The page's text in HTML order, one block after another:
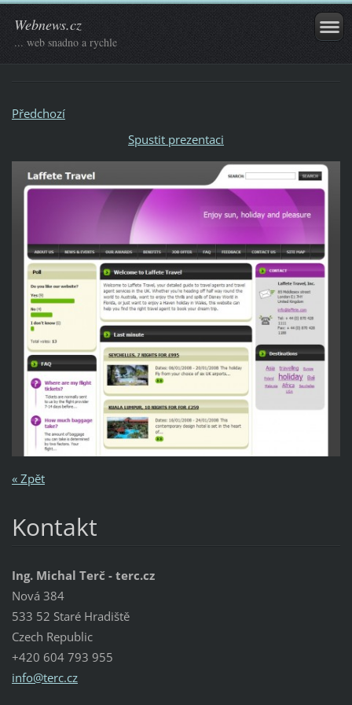
Webnews.cz
... web snadno a rychle
Předchozí
Spustit prezentaci
« Zpět
Kontakt
Ing. Michal Terč - terc.cz
Nová 384
533 52 Staré Hradiště
Czech Republic
+420 604 793 955
info@terc.cz